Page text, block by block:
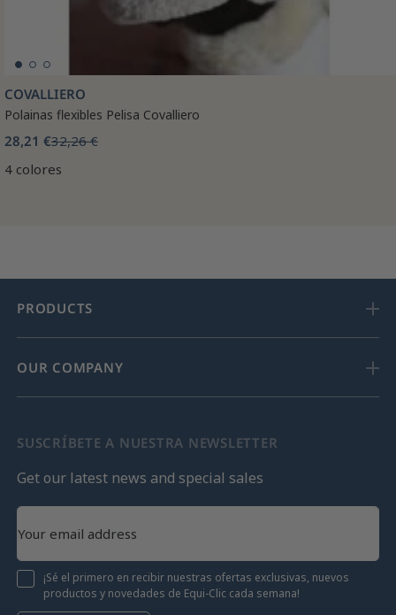
COVALLIERO
Polainas flexibles Pelisa Covalliero
28,21 €32,26 €
4 colores
PRODUCTS
OUR COMPANY
SUSCRÍBETE A NUESTRA NEWSLETTER
Get our latest news and special sales
¡Sé el primero en recibir nuestras ofertas exclusivas, nuevos
productos y novedades de Equi-Clic cada semana!